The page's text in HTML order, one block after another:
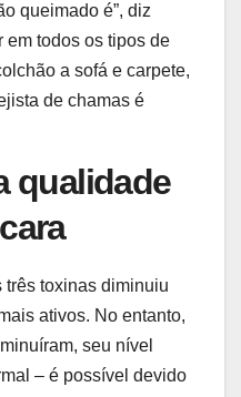
queimado é”, diz
em todos os tipos de
a sofá e carpete,
de chamas é
qualidade
toxinas diminuiu
ativos. No entanto,
seu nível
– é possível devido